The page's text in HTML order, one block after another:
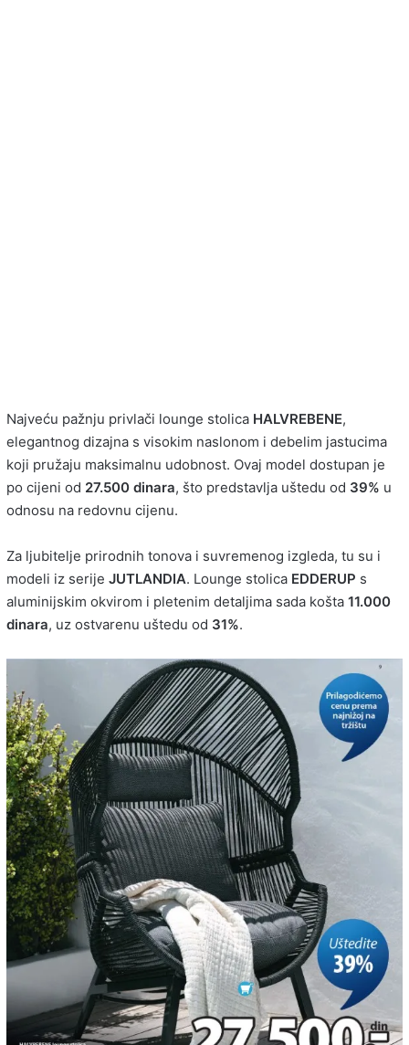
Najveću pažnju privlači lounge stolica HALVREBENE,
elegantnog dizajna s visokim naslonom i debelim jastucima
koji pružaju maksimalnu udobnost. Ovaj model dostupan je
po cijeni od 27.500 dinara, što predstavlja uštedu od 39% u
odnosu na redovnu cijenu.
Za ljubitelje prirodnih tonova i suvremenog izgleda, tu su i
modeli iz serije JUTLANDIA. Lounge stolica EDDERUP s
aluminijskim okvirom i pletenim detaljima sada košta 11.000
dinara, uz ostvarenu uštedu od 31%.